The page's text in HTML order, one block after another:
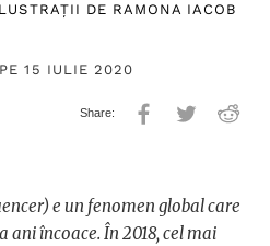
DE RAMONA IACOB
15 IULIE 2020
e un fenomen global care
încoace. În 2018, cel mai